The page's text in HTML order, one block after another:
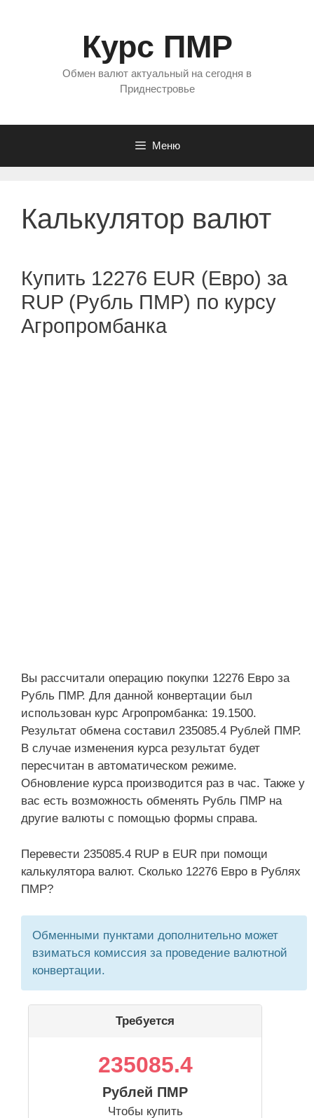
Курс ПМР
Обмен валют актуальный на сегодня в
Приднестровье
Меню
Калькулятор валют
Купить 12276 EUR (Евро) за
RUP (Рубль ПМР) по курсу
Агропромбанка
Вы рассчитали операцию покупки 12276 Евро за
Рубль ПМР. Для данной конвертации был
использован курс Агропромбанка: 19.1500.
Результат обмена составил 235085.4 Рублей ПМР.
В случае изменения курса результат будет
пересчитан в автоматическом режиме.
Обновление курса производится раз в час. Также у
вас есть возможность обменять Рубль ПМР на
другие валюты с помощью формы справа.
Перевести 235085.4 RUP в EUR при помощи
калькулятора валют. Сколько 12276 Евро в Рублях
ПМР?
Обменными пунктами дополнительно может
взиматься комиссия за проведение валютной
конвертации.
Требуется
235085.4
Рублей ПМР
Чтобы купить